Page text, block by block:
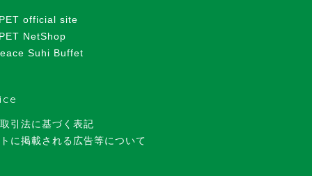
official site
NetShop
Suhi Buffet
引法に基づく表記
に掲載される広告等について